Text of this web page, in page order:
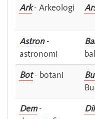
Ark- Arkeologi
Astron-
astronomi
Bot- botani
Dem-